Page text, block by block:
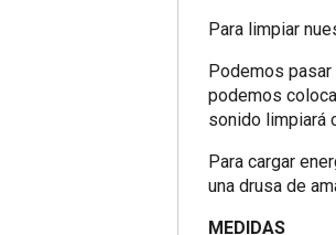
Para limpiar
Podemos
podemos
sonido limpiará
Para cargar
una drusa de
MEDIDAS